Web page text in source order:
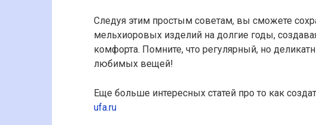
Следуя этим простым советам, вы сможете
мельхиоровых изделий на долгие годы,
комфорта. Помните, что регулярный, но
любимых вещей!
Еще больше интересных статей про то как
ufa.ru